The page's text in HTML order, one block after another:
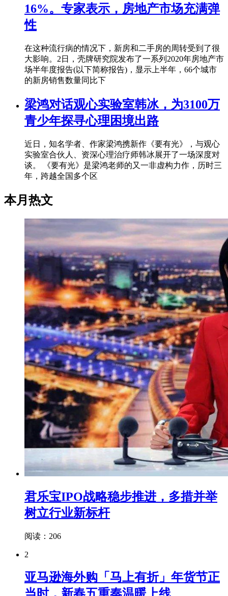
16%。专家表示，房地产市场充满弹
性
在这种流行病的情况下，新房和二手房的周转受到了很
大影响。2日，壳牌研究院发布了一系列2020年房地产市
场半年度报告(以下简称报告)，显示上半年，66个城市
的新房销售数量同比下
梁鸿对话观心实验室韩冰，为3100万
青少年探寻心理困境出路
近日，知名学者、作家梁鸿携新作《要有光》，与观心
实验室合伙人、资深心理治疗师韩冰展开了一场深度对
谈。 《要有光》是梁鸿老师的又一非虚构力作，历时三
年，跨越全国多个区
本月热文
君乐宝IPO战略稳步推进，多措并举
树立行业新标杆
阅读：206
2
亚马逊海外购「马上有折」年货节正